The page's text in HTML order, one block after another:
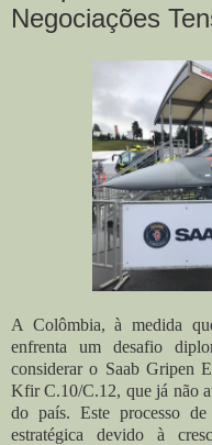
Negociações
A Colômbia, à medida
enfrenta um desafio
considerar o Saab Gripen
Kfir C.10/C.12, que já não
do país. Este processo
estratégica devido à